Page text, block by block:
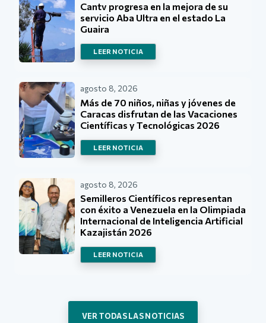
Cantv progresa en la mejora de su
servicio Aba Ultra en el estado La
Guaira
LEER NOTICIA
agosto 8, 2026
Más de 70 niños, niñas y jóvenes de
Caracas disfrutan de las Vacaciones
Científicas y Tecnológicas 2026
LEER NOTICIA
agosto 8, 2026
Semilleros Científicos representan
con éxito a Venezuela en la Olimpiada
Internacional de Inteligencia Artificial
Kazajistán 2026
LEER NOTICIA
VER TODAS LAS NOTICIAS